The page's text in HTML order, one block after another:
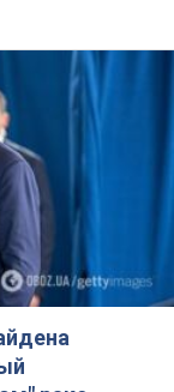
внимания